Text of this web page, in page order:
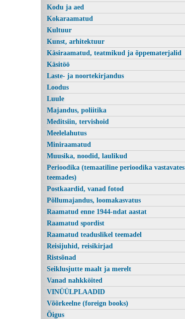
Kodu ja aed
Kokaraamatud
Kultuur
Kunst, arhitektuur
Käsiraamatud, teatmikud ja õppematerjalid
Käsitöö
Laste- ja noortekirjandus
Loodus
Luule
Majandus, poliitika
Meditsiin, tervishoid
Meelelahutus
Miniraamatud
Muusika, noodid, laulikud
Perioodika (temaatiline perioodika vastavates
teemades)
Postkaardid, vanad fotod
Põllumajandus, loomakasvatus
Raamatud enne 1944-ndat aastat
Raamatud spordist
Raamatud teaduslikel teemadel
Reisijuhid, reisikirjad
Ristsõnad
Seiklusjutte maalt ja merelt
Vanad nahkköited
VINÜÜLPLAADID
Võõrkeelne (foreign books)
Õigus